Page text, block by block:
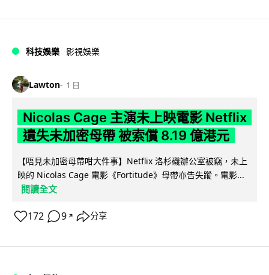
科技娛樂 影視娛樂
Lawton 1 日
Nicolas Cage 主演未上映電影 Netflix
遺失未加密母帶 被索償 8.19 億港元
【唔見未加密母帶咁大件事】Netflix 洛杉磯辦公室被竊，未上
映的 Nicolas Cage 電影《Fortitude》母帶亦告失蹤。電影...
閱讀全文
172 9 ↗ 分享